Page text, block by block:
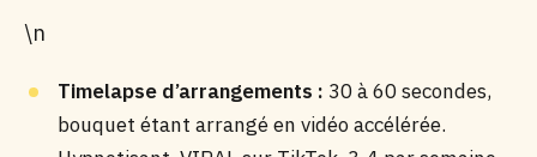
\n
Timelapse d’arrangements : 30 à 60 secondes,
bouquet étant arrangé en vidéo accélérée.